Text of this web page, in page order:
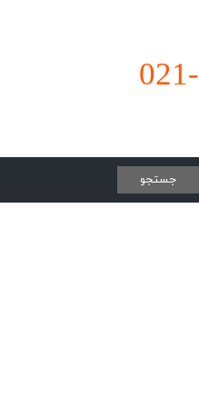
021-
جستجو